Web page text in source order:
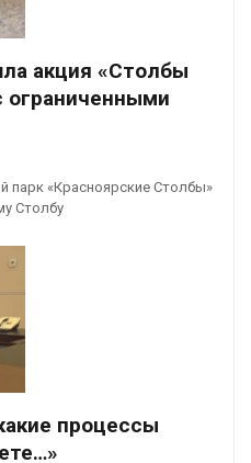
акция «Столбы
парк «Красноярские Столбы»
Столбу
процессы